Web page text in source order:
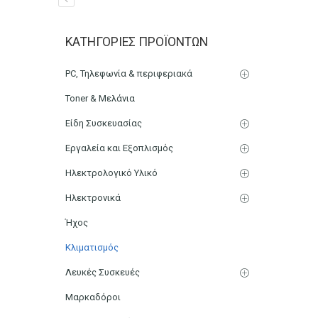
Air Condition MSZ-
ΚΑΤΗΓΟΡΊΕΣ ΠΡΟΪΌΝΤΩΝ
PC, Τηλεφωνία & περιφεριακά
Toner & Μελάνια
Είδη Συσκευασίας
Εργαλεία και Εξοπλισμός
Ηλεκτρολογικό Υλικό
Ηλεκτρονικά
Ήχος
Κλιματισμός
Λευκές Συσκευές
Μαρκαδόροι